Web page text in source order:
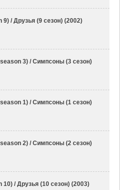
9) / Друзья (9 сезон) (2002)
3) / Симпсоны (3 сезон)
1) / Симпсоны (1 сезон)
2) / Симпсоны (2 сезон)
10) / Друзья (10 сезон) (2003)